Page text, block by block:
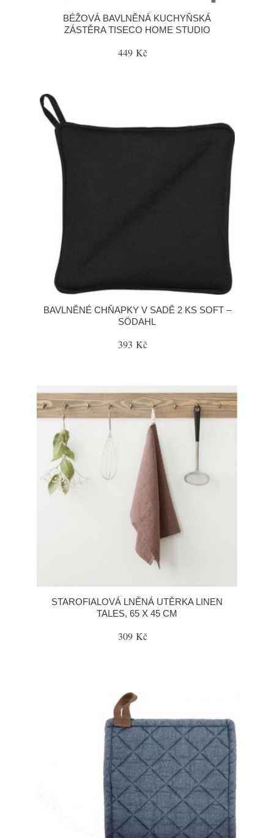
BÉŽOVÁ BAVLNĚNÁ KUCHYŇSKÁ
ZÁSTĚRA TISECO HOME STUDIO
449 Kč
BAVLNĚNÉ CHŇAPKY V SADĚ 2 KS SOFT –
SÖDAHL
393 Kč
STAROFIALOVÁ LNĚNÁ UTĚRKA LINEN
TALES, 65 X 45 CM
309 Kč